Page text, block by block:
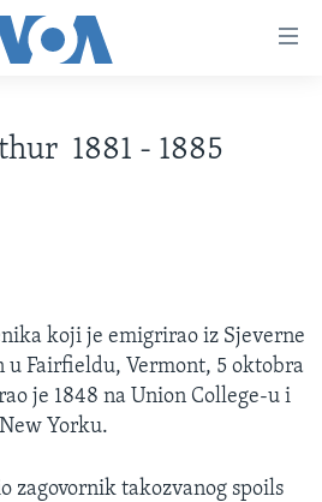
1881 - 1885
koji je emigrirao iz Sjeverne
Fairfieldu, Vermont, 5 oktobra
je 1848 na Union College-u i
Yorku.
zagovornik takozvanog spoils